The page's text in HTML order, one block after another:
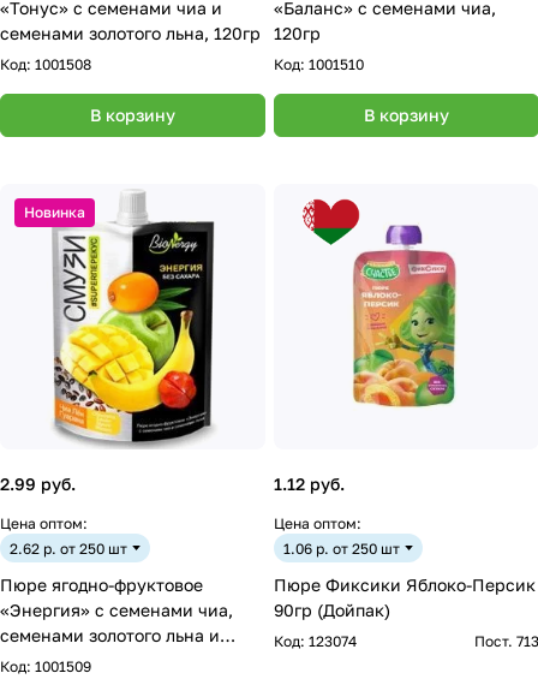
«Тонус» с семенами чиа и
семенами золотого льна, 120гр
Код: 1001508
В корзину
«Баланс» с семенами чиа,
120гр
Код: 1001510
В корзину
Новинка
2.99 руб.
Цена оптом:
2.62 р. от 250 шт
Пюре ягодно-фруктовое
«Энергия» с семенами чиа,
семенами золотого льна и
гуараной, 120гр
Код: 1001509
1.12 руб.
Цена оптом:
1.06 р. от 250 шт
Пюре Фиксики Яблоко-Персик
90гр (Дойпак)
Код: 123074 Пост. 713